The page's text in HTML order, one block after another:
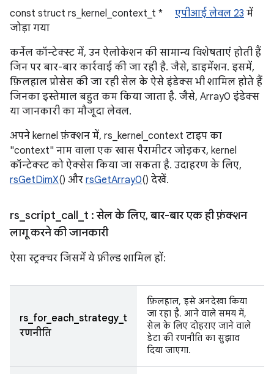
const struct rs_kernel_context_t * एपीआई लेवल 23 में
जोड़ा गया
कर्नेल कॉन्टेक्स्ट में, उन ऐलोकेशन की सामान्य विशेषताएं होती हैं
जिन पर बार-बार कार्रवाई की जा रही है. जैसे, डाइमेंशन. इसमें,
फ़िलहाल प्रोसेस की जा रही सेल के ऐसे इंडेक्स भी शामिल होते हैं
जिनका इस्तेमाल बहुत कम किया जाता है. जैसे, Array0 इंडेक्स
या जानकारी का मौजूदा लेवल.
अपने kernel फ़ंक्शन में, rs_kernel_context टाइप का
"context" नाम वाला एक खास पैरामीटर जोड़कर, kernel
कॉन्टेक्स्ट को ऐक्सेस किया जा सकता है. उदाहरण के लिए,
rsGetDimX() और rsGetArray0() देखें.
rs script call t : सेल के लिए,बार-बार एक ही फ़ंक्शन
लागू करने की जानकारी
ऐसा स्ट्रक्चर जिसमें ये फ़ील्ड शामिल हों:
rs_for_each_strategy_t
रणनीति
फ़िलहाल, इसे अनदेखा किया
जा रहा है. आने वाले समय में,
सेल के लिए दोहराए जाने वाले
डेटा की रणनीति का सुझाव
दिया जाएगा.